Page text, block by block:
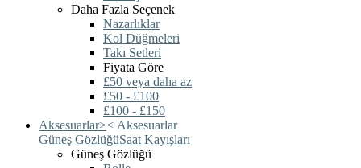
Daha Fazla Seçenek
Nazarlıklar
Kol Düğmeleri
Takı Setleri
Fiyata Göre
£50 veya daha az
£50 - £100
£100 - £150
Aksesuarlar>< Aksesuarlar
Güneş GözlüğüSaat Kayışları
Güneş Gözlüğü